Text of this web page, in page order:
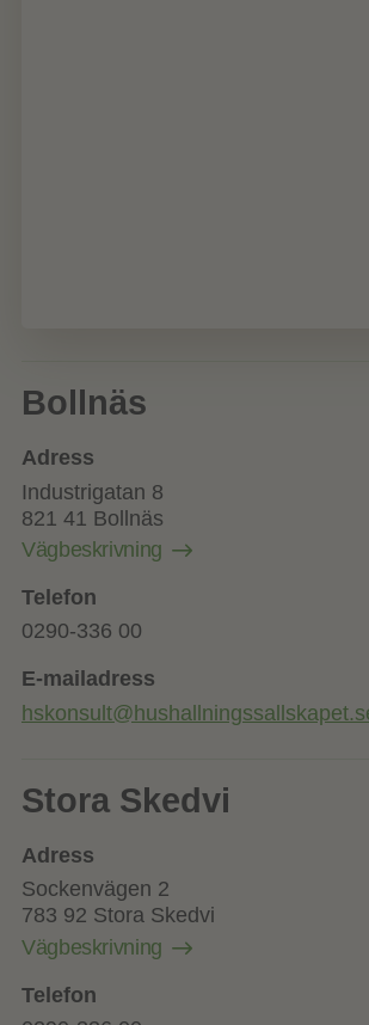
Bollnäs
Adress
Industrigatan 8
821 41 Bollnäs
Vägbeskrivning
Telefon
0290-336 00
E-mailadress
Stora Skedvi
Adress
Sockenvägen 2
783 92 Stora Skedvi
Vägbeskrivning
Telefon